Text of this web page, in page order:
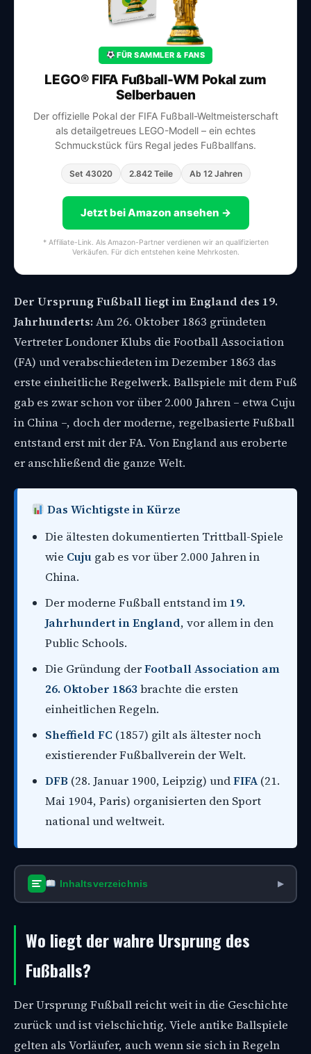
FÜR SAMMLER & FANS
LEGO® FIFA Fußball-WM Pokal zum
Selberbauen
Der offizielle Pokal der FIFA Fußball-Weltmeisterschaft
als detailgetreues LEGO-Modell – ein echtes
Schmuckstück fürs Regal jedes Fußballfans.
Set 43020 2.842 Teile Ab 12 Jahren
Jetzt bei Amazon ansehen →
* Affiliate-Link. Als Amazon-Partner verdienen wir an qualifizierten
Verkäufen. Für dich entstehen keine Mehrkosten.
Der Ursprung Fußball liegt im England des 19.
Jahrhunderts:Am 26. Oktober 1863 gründeten
Vertreter Londoner Klubs die Football Association
(FA) und verabschiedeten im Dezember 1863 das
erste einheitliche Regelwerk. Ballspiele mit dem Fuß
gab es zwar schon vor über 2.000 Jahren – etwa Cuju
in China –, doch der moderne, regelbasierte Fußball
entstand erst mit der FA. Von England aus eroberte
er anschließend die ganze Welt.
Das Wichtigste in Kürze
Die ältesten dokumentierten Trittball-Spiele
wie Cuju gab es vor über 2.000 Jahren in
China.
Der moderne Fußball entstand im19.
Jahrhundert in England, vor allem in den
Public Schools.
Die Gründung derFootball Association am
26. Oktober 1863brachte die ersten
einheitlichen Regeln.
Sheffield FC (1857) gilt als ältester noch
existierender Fußballverein der Welt.
DFB (28. Januar 1900, Leipzig) undFIFA(21.
Mai 1904, Paris) organisierten den Sport
national und weltweit.
Inhaltsverzeichnis ▶
Wo liegt der wahre Ursprung des
Fußballs?
Der Ursprung Fußball reicht weit in die Geschichte
zurück und ist vielschichtig. Viele antike Ballspiele
gelten als Vorläufer, auch wenn sie sich in Regeln